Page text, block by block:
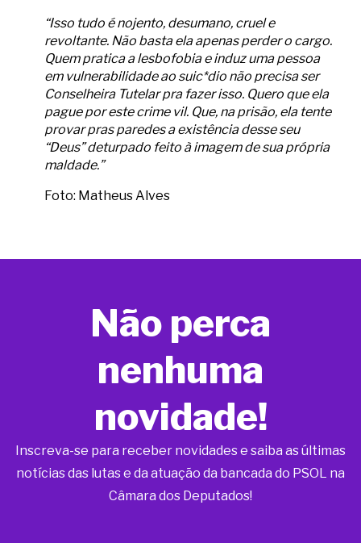
“Isso tudo é nojento, desumano, cruel e
revoltante. Não basta ela apenas perder o cargo.
Quem pratica a lesbofobia e induz uma pessoa
em vulnerabilidade ao suic*dio não precisa ser
Conselheira Tutelar pra fazer isso. Quero que ela
pague por este crime vil. Que, na prisão, ela tente
provar pras paredes a existência desse seu
“Deus” deturpado feito à imagem de sua própria
maldade.”
Foto: Matheus Alves
Não perca
nenhuma
novidade!
Inscreva-se para receber novidades e saiba as últimas
notícias das lutas e da atuação da bancada do PSOL na
Câmara dos Deputados!